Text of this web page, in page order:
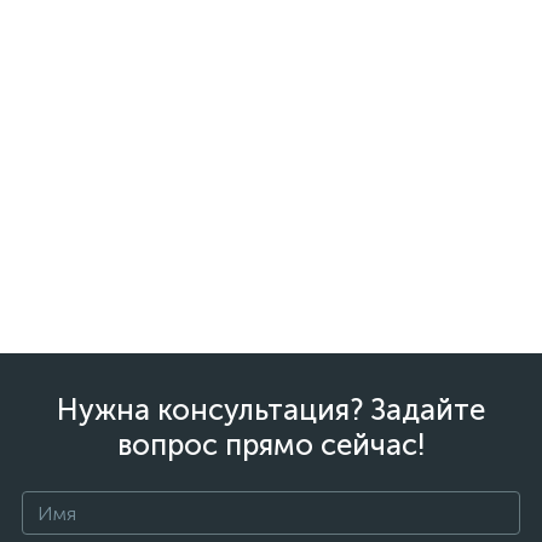
Нужна консультация? Задайте
вопрос прямо сейчас!